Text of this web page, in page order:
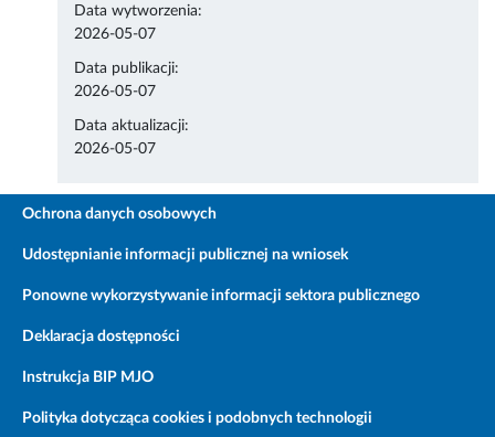
Data wytworzenia:
2026-05-07
Data publikacji:
2026-05-07
Data aktualizacji:
2026-05-07
Ochrona danych osobowych
Udostępnianie informacji publicznej na wniosek
Ponowne wykorzystywanie informacji sektora publicznego
Deklaracja dostępności
Instrukcja BIP MJO
Polityka dotycząca cookies i podobnych technologii